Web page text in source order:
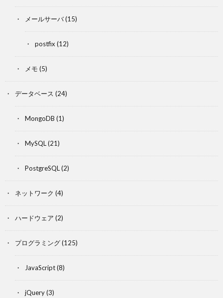
メールサーバ(15)
postfix (12)
メモ (5)
データベース (24)
MongoDB (1)
MySQL(21)
PostgreSQL(2)
ネットワーク (4)
ハードウェア (2)
プログラミング(125)
JavaScript(8)
jQuery(3)